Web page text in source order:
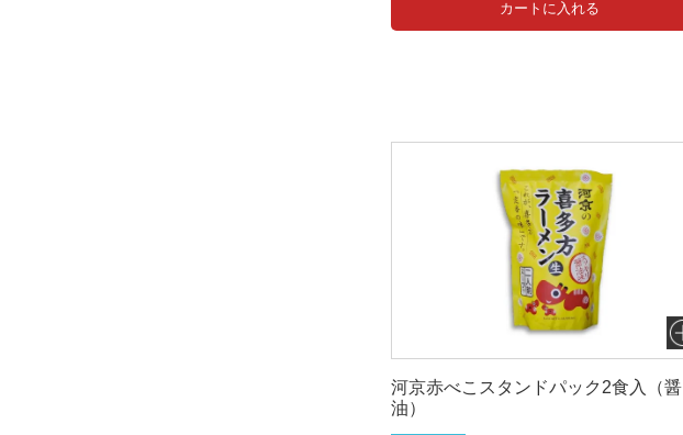
カートに入れる
河京赤べこスタンドパック2食入（醤
油）